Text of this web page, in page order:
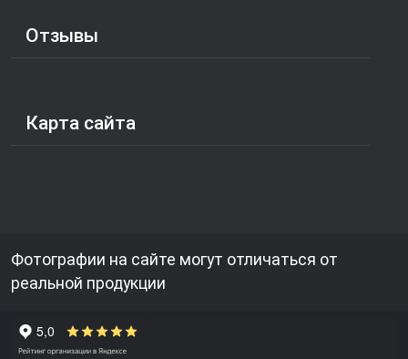
Отзывы
Карта сайта
Фотографии на сайте могут отличаться от
реальной продукции